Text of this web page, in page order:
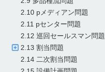
2.10 pメディアン問題
2.11 pセンター問題
2.12 巡回セールスマン問題
2.13 割当問題
2.14 二次割当問題